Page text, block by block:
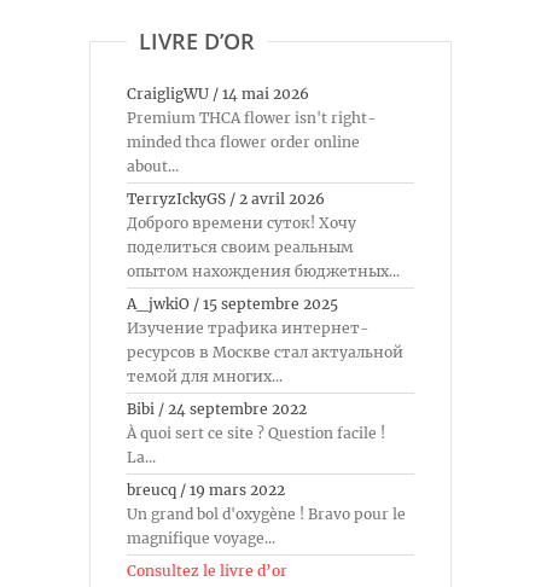
LIVRE D’OR
CraigligWU / 14 mai 2026
Premium THCA flower isn't right-
minded thca flower order online
about...
TerryzIckyGS / 2 avril 2026
Доброго времени суток! Хочу
поделиться своим реальным
опытом нахождения бюджетных...
A_jwkiO / 15 septembre 2025
Изучение трафика интернет-
ресурсов в Москве стал актуальной
темой для многих...
Bibi / 24 septembre 2022
À quoi sert ce site ? Question facile !
La...
breucq / 19 mars 2022
Un grand bol d'oxygène ! Bravo pour le
magnifique voyage...
Consultez le livre d’or